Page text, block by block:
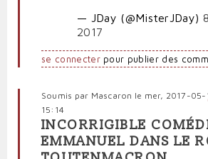
— JDay (@MisterJDay)
2017
se connecterpour publier des
Soumis par Mascaron le mer, 2017-05-
15:14
INCORRIGIBLE
EMMANUEL DANS LE